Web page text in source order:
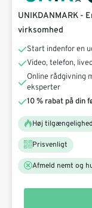
UNIKDANMARK -
virksomhed
Start indenfor en
Video, telefon,
Online rådgivning
eksperter
10 % rabat på din
Høj tilgængelighed
Prisvenligt
Afmeld nemt og